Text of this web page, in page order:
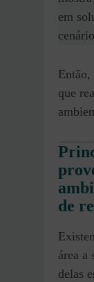
em
Então,
que
de
área a
delas